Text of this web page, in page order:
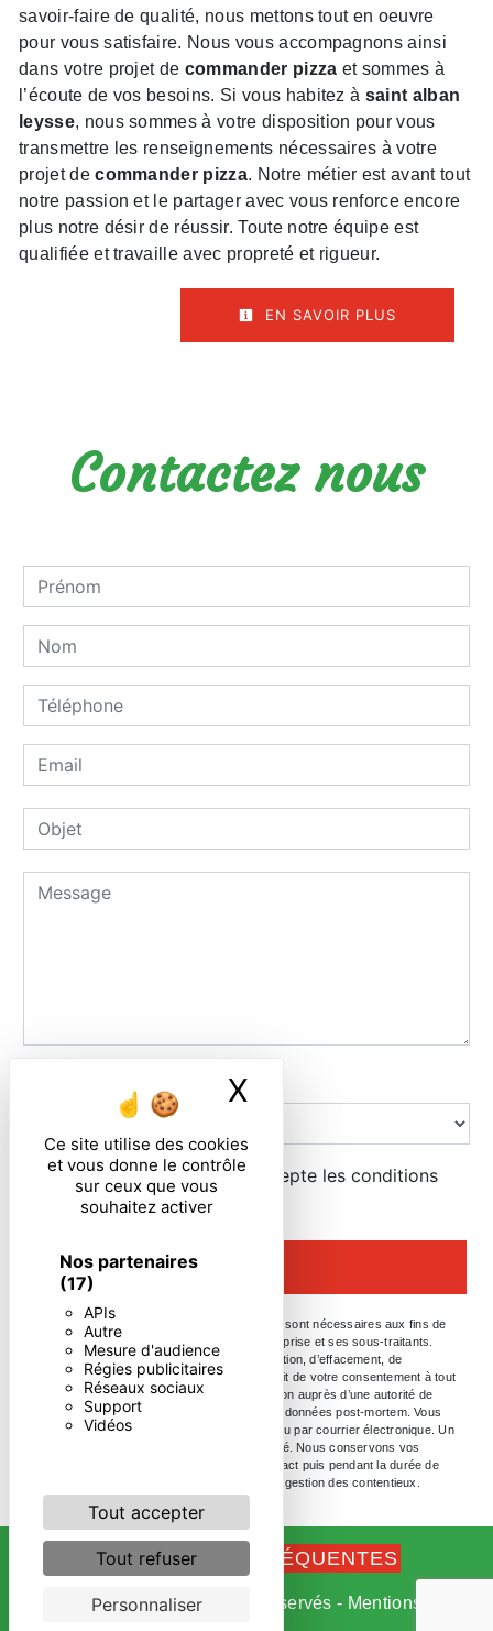
Ce site utilise des cookies
et vous donne le contrôle
sur ceux que vous
souhaitez activer
Nos partenaires
(17)
APIs
Autre
Mesure d'audience
Régies publicitaires
Réseaux sociaux
Support
Vidéos
Tout accepter
Tout refuser
Personnaliser
X
savoir-faire de qualité, nous mettons tout en oeuvre
pour vous satisfaire. Nous vous accompagnons ainsi
dans votre projet de commander pizza et sommes à
l’écoute de vos besoins. Si vous habitez à saint alban
leysse, nous sommes à votre disposition pour vous
transmettre les renseignements nécessaires à votre
projet decommander pizza. Notre métier est avant tout
notre passion et le partager avec vous renforce encore
plus notre désir de réussir. Toute notre équipe est
qualifiée et travaille avec propreté et rigueur.
EN SAVOIR PLUS
Contactez nous
Combien font cinq plus huit
En cochant cette case, j'accepte les conditions
particulières ci-dessous **
** Les données personnelles communiquées sont nécessaires aux fins de
vous contacter. Elles sont destinées à l'entreprise et ses sous-traitants.
Vous disposez de droits d’accès, de rectification, d’effacement, de
portabilité, de limitation, d’opposition, de retrait de votre consentement à tout
moment et du droit d’introduire une réclamation auprès d’une autorité de
contrôle, ainsi que d’organiser le sort de vos données post-mortem. Vous
pouvez exercer ces droits par voie postale ou par courrier électronique. Un
justificatif d'identité pourra vous être demandé. Nous conservons vos
données pendant la période de prise de contact puis pendant la durée de
prescription légale aux fins probatoires et de gestion des contentieux.
RECHERCHES FRÉQUENTES
Vistalid- 2026 - Tous droits réservés - Mentions